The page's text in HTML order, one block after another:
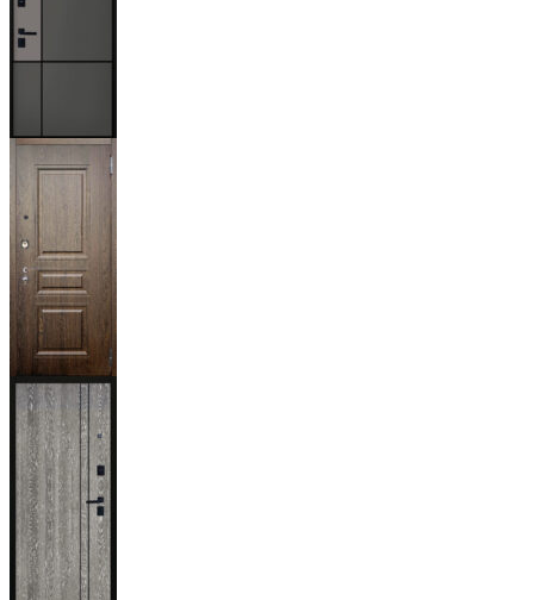
Мичиган
Магистр
Дуб кантри
тёмный